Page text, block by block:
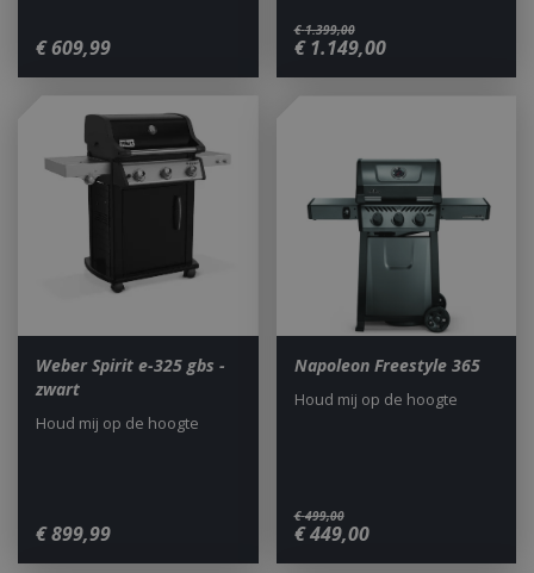
€609,99
€ 1.399,00
€ 1.149,00
Weber Spirit e-325 gbs -
zwart
€899,99
Houd mij op de hoogte
Napoleon Freestyle 365
€ 499,00
€ 449,00
Houd mij op de hoogte